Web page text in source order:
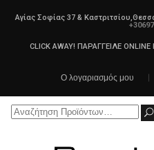
Αγίας Σοφίας 37 &
CLICK AWAY! ΠΑΡΑΓΓΕΙΛΕ
Ο λογαριασμός μου
Search